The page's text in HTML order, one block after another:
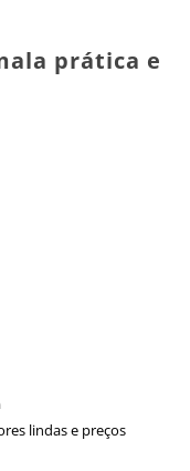
prática e
lindas e preços